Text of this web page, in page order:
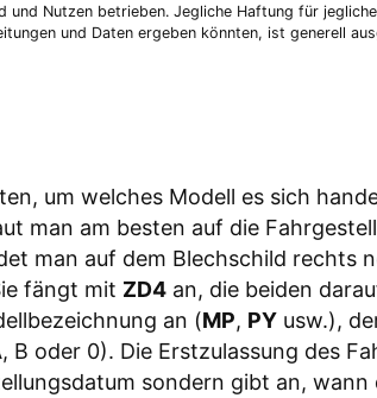
und Nutzen betrieben. Jegliche Haftung für
und Daten ergeben könnten, ist generell
um welches Modell es sich
man am besten auf die
man auf dem Blechschild rechts
fängt mit ZD4 an, die beiden
an (MP, PY usw.),
B oder 0). Die Erstzulassung des
sondern gibt an, wann